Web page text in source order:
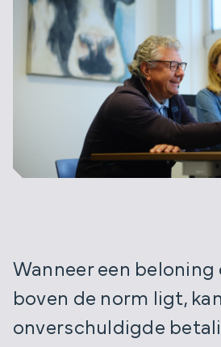
Wanneer een
boven de norm ligt,
onverschuldigde